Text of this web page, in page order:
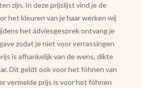
zijn. In deze prijslijst vind je de
het kleuren van je haar werken wij
het adviesgesprek ontvang je
zodat je niet voor verrassingen
is afhankelijk van de wens, dikte
Dit geldt ook voor het föhnen van
vermelde prijs is voor het föhnen